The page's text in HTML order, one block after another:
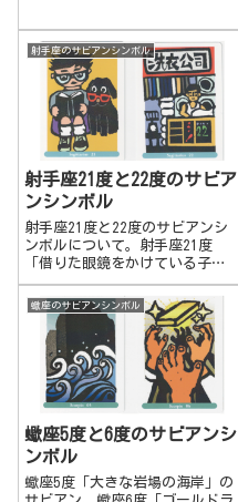
射手座のサビアンシンボル
射手座21度と22度のサビア
ンシンボル
射手座21度と22度のサビアンシ
ンボルについて。射手座21度
「借りた眼鏡をかけている子供
と犬」 深い知識や教養を求め
て限界まで努力する。体や精神
的に無理して負荷をかけ、知識
や精神面を追求する。自分がわ
からないことがあれば、どんど
ん追及して深めていく。高い目
標に向ってどこまでも進む。
次々と新しい挑戦へと駆り立て
る。健康を考慮しないような側
面もあり。 射手座22度 「中
国のランドリー」 自分の持ち
味や強みを活かす。本来自分が
出来ること、能力や才能を活か
蠍座のサビアンシンボル
蠍座5度と6度のサビアンシ
ンボル
蠍座5度「大きな岩場の海岸」の